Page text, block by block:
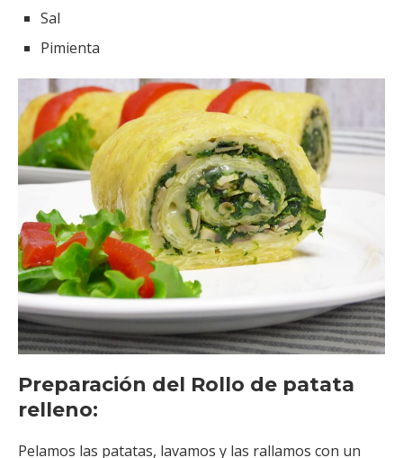
Sal
Pimienta
Preparación del Rollo de patata
relleno:
Pelamos las patatas, lavamos y las rallamos con un